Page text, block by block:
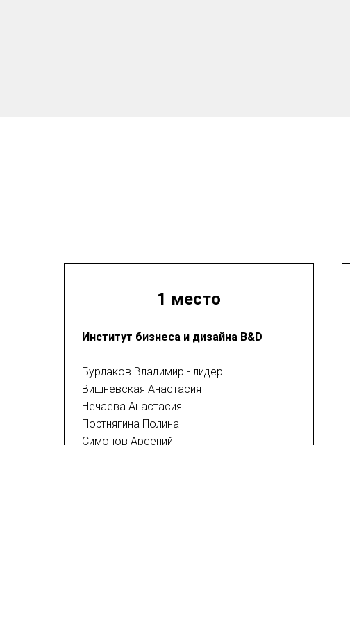
1 место
Институт бизнеса и дизайна B&D
Бурлаков Владимир - лидер
Вишневская Анастасия
Нечаева Анастасия
Портнягина Полина
Симонов Арсений